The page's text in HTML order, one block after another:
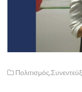
Πολιτισμός,